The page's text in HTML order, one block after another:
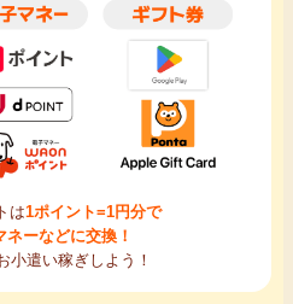
は1ポイント=1円分で
ーなどに交換！
小遣い稼ぎしよう！